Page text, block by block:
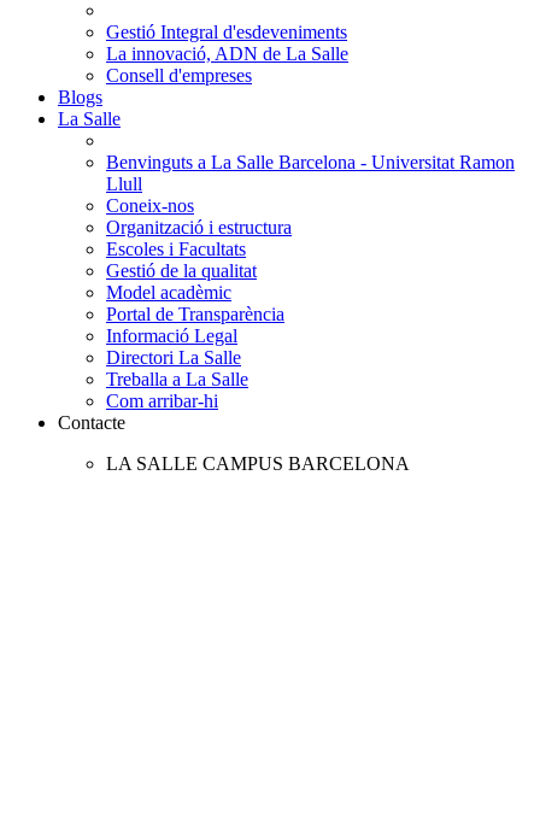
Gestió Integral d'esdeveniments
La innovació, ADN de La Salle
Consell d'empreses
Blogs
La Salle
Benvinguts a La Salle Barcelona - Universitat Ramon
Llull
Coneix-nos
Organització i estructura
Escoles i Facultats
Gestió de la qualitat
Model acadèmic
Portal de Transparència
Informació Legal
Directori La Salle
Treballa a La Salle
Com arribar-hi
Contacte
LA SALLE CAMPUS BARCELONA